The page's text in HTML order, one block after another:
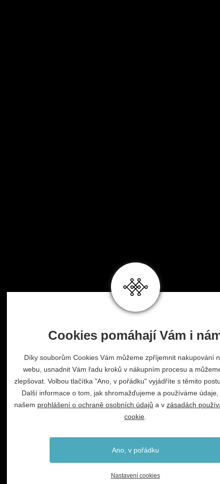
Cookies pomáhají Vám i
Díky souborům Cookies Vám můžeme zpříjemnit nakupování
webu, usnadnit Vám řadu kroků v nákupním procesu a
zlepšovat. Volbou tlačítka "Ano, v pořádku" vyjádříte s těmito
Další informace o tom, jak shromažďujeme a používáme
našem prohlášení o ochraně osobních údajů a v zásadách
cookie
Ano, v pořádku
Nastavení cookies